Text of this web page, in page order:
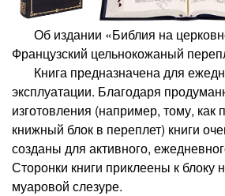
Об издании «Библия на
Французский цельнокожаный
Книга предназначена для
эксплуатации. Благодаря
изготовления (например, тому, как
книжный блок в переплет) книги
созданы для активного,
Сторонки книги приклеены к блоку
муаровой слезуре.